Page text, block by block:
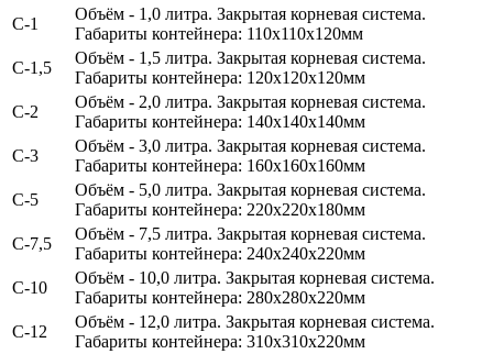
С-1
Объём - 1,0 литра. Закрытая корневая система.
Габариты контейнера: 110х110х120мм
С-1,5
Объём - 1,5 литра. Закрытая корневая система.
Габариты контейнера: 120х120х120мм
С-2
Объём - 2,0 литра. Закрытая корневая система.
Габариты контейнера: 140х140х140мм
С-3
Объём - 3,0 литра. Закрытая корневая система.
Габариты контейнера: 160х160х160мм
С-5
Объём - 5,0 литра. Закрытая корневая система.
Габариты контейнера: 220х220х180мм
С-7,5
Объём - 7,5 литра. Закрытая корневая система.
Габариты контейнера: 240х240х220мм
С-10
Объём - 10,0 литра. Закрытая корневая система.
Габариты контейнера: 280х280х220мм
С-12
Объём - 12,0 литра. Закрытая корневая система.
Габариты контейнера: 310х310х220мм